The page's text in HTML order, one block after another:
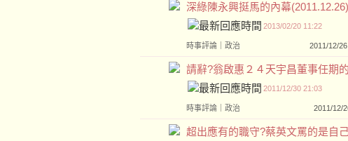
深綠陳永興挺馬的內幕(2011.12.26)
2013/02/20 11:22
時事評論 政治 2011/12/
請辭?翁啟惠２４天宇昌董事任期
2011/12/30 21:03
時事評論 政治 2011/12/
超出應有的職守?蔡英文罵的是自